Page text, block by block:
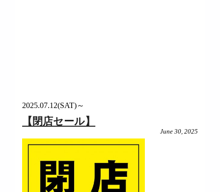
2025.07.12(SAT)～
【閉店セール】
June 30, 2025